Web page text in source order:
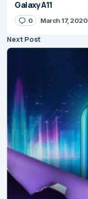
Galaxy A11
0 March 17, 2020
Next Post